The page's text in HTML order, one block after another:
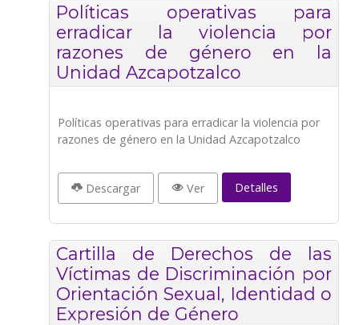
Políticas operativas para
erradicar la violencia por
razones de género en la
Unidad Azcapotzalco
Políticas operativas para erradicar la violencia por
razones de género en la Unidad Azcapotzalco
Descargar Ver Detalles
Cartilla de Derechos de las
Víctimas de Discriminación por
Orientación Sexual, Identidad o
Expresión de Género